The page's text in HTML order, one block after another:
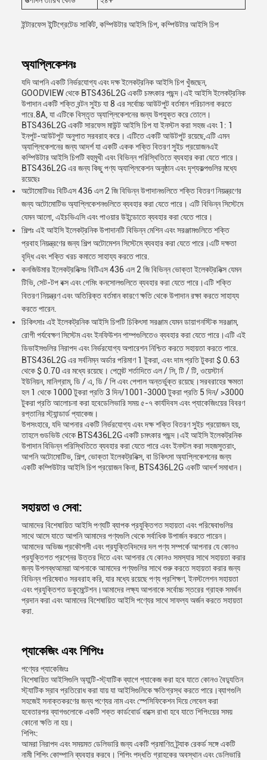
ইন্টারফেস ইন্টিগ্রেটেড সার্কিট, কম্পিউটার আইসি চিপ, কম্পিউটার আইসি চিপ
অ্যাপ্লিকেশনঃ
যদি আপনি একটি নির্ভরযোগ্য এবং দক্ষ ইলেকট্রনিক আইসি চিপ খুঁজছেন,
GOODVIEW থেকে BTS436L2G একটি চমৎকার পছন্দ।এই আইসি ইলেকট্রনিক
উপাদান একটি শক্তি বন্টন সুইচ যা 8 এর সর্বোচ্চ আউটপুট বর্তমান পরিচালনা করতে
পারে.8A, যা এটিকে বিস্তৃত অ্যাপ্লিকেশনের জন্য উপযুক্ত করে তোলে।
BTS436L2G একটি সারফেস মাউন্ট আইসি চিপ যা ইনস্টল করা সহজ এবং 1: 1
ইনপুট-আউটপুট অনুপাত সরবরাহ করে। এটিতে একটি আউটপুট রয়েছে,এটি এমন
অ্যাপ্লিকেশনের জন্য আদর্শ যা একটি একক শক্তি বিতরণ সুইচ প্রয়োজনএই
কম্পিউটার আইসি চিপটি বহুমুখী এবং বিভিন্ন পরিস্থিতিতে ব্যবহার করা যেতে পারে।
BTS436L2G এর জন্য কিছু পণ্য অ্যাপ্লিকেশন অনুষ্ঠান এবং দৃশ্যকল্পগুলির মধ্যে
রয়েছেঃ
অটোমোটিভঃ বিটিএস 436 এল 2 জি বিভিন্ন উপাদানগুলিতে শক্তি বিতরণ নিয়ন্ত্রণের
জন্য অটোমোটিভ অ্যাপ্লিকেশনগুলিতে ব্যবহার করা যেতে পারে। এটি বিভিন্ন সিস্টেমে
যেমন আলো, এইচভিএসি এবং পাওয়ার উইন্ডোতে ব্যবহার করা যেতে পারে।
শিল্পঃ এই আইসি ইলেকট্রনিক উপাদানটি বিভিন্ন মেশিন এবং সরঞ্জামগুলিতে শক্তি
প্রবাহ নিয়ন্ত্রণের জন্য শিল্প অটোমেশন সিস্টেমে ব্যবহার করা যেতে পারে।এটি দক্ষতা
বৃদ্ধি এবং শক্তি খরচ কমাতে সাহায্য করতে পারে.
কনজিউমার ইলেকট্রনিক্সঃ বিটিএস 436 এল 2 জি বিভিন্ন ভোক্তা ইলেকট্রনিক্স যেমন
টিভি, সেট-টপ বক্স এবং গেমিং কনসোলগুলিতে ব্যবহার করা যেতে পারে।এটি শক্তি
বিতরণ নিয়ন্ত্রণ এবং অতিরিক্ত বর্তমান কারণে ক্ষতি থেকে উপাদান রক্ষা করতে সাহায্য
করতে পারেন.
চিকিৎসাঃ এই ইলেকট্রনিক আইসি চিপটি চিকিৎসা সরঞ্জাম যেমন ডায়াগনস্টিক সরঞ্জাম,
রোগী পর্যবেক্ষণ সিস্টেম এবং ইনফিউশন পাম্পগুলিতেও ব্যবহার করা যেতে পারে।এটি এই
ডিভাইসগুলির নিরাপদ এবং নির্ভরযোগ্য অপারেশন নিশ্চিত করতে সহায়তা করতে পারে.
BTS436L2G এর সর্বনিম্ন অর্ডার পরিমাণ 1 টুকরা, এবং দাম প্রতি টুকরা $ 0.63
থেকে $ 0.70 এর মধ্যে রয়েছে। পেমেন্ট শর্তাদিতে এল / সি, টি / টি, ওয়েস্টার্ন
ইউনিয়ন, মানিগ্রাম, ডি / এ, ডি / পি এবং পেপাল অন্তর্ভুক্ত রয়েছে।সরবরাহের ক্ষমতা
হল 1 থেকে 1000 টুকরা প্রতি 3 দিন/1001-3000 টুকরা প্রতি 5 দিন/ >3000
টুকরা প্রতি আলোচনা করা হবেডেলিভারি সময় ৫-৭ কার্যদিবস এবং প্যাকেজিংয়ের বিবরণ
রপ্তানির স্ট্যান্ডার্ড প্যাকেজ।
উপসংহারে, যদি আপনার একটি নির্ভরযোগ্য এবং দক্ষ শক্তি বিতরণ সুইচ প্রয়োজন হয়,
তাহলে গুডভিউ থেকে BTS436L2G একটি চমৎকার পছন্দ।এই আইসি ইলেকট্রনিক
উপাদান বিভিন্ন পরিস্থিতিতে ব্যবহার করা যেতে পারে এবং ইনস্টল করা সহজসুতরাং,
আপনি অটোমোটিভ, শিল্প, ভোক্তা ইলেকট্রনিক্স, বা চিকিৎসা অ্যাপ্লিকেশনের জন্য
একটি কম্পিউটার আইসি চিপ প্রয়োজন কিনা, BTS436L2G একটি আদর্শ সমাধান।
সহায়তা ও সেবা:
আমাদের বিশেষায়িত আইসি পণ্যটি ব্যাপক প্রযুক্তিগত সহায়তা এবং পরিষেবাগুলির
সাথে আসে যাতে আপনি আমাদের পণ্যগুলি থেকে সর্বাধিক উপার্জন করতে পারেন।
আমাদের অভিজ্ঞ প্রকৌশলী এবং প্রযুক্তিবিদদের দল পণ্য সম্পর্কে আপনার যে কোনও
প্রযুক্তিগত প্রশ্নের উত্তর দিতে এবং আপনার যে কোনও সমস্যার সাথে সহায়তা করার
জন্য উপলব্ধআমরা আপনাকে আমাদের পণ্যগুলির সাথে শুরু করতে সহায়তা করার জন্য
বিভিন্ন পরিষেবাও সরবরাহ করি, যার মধ্যে রয়েছে পণ্য প্রশিক্ষণ, ইনস্টলেশন সহায়তা
এবং প্রযুক্তিগত ডকুমেন্টেশন।আমাদের লক্ষ্য আপনাকে সর্বোচ্চ স্তরের গ্রাহক সমর্থন
প্রদান করা এবং আমাদের বিশেষায়িত আইসি পণ্যের সাথে সাফল্য অর্জন করতে সহায়তা
করা.
প্যাকেজিং এবং শিপিংঃ
পণ্যের প্যাকেজিংঃ
বিশেষায়িত আইসিগুলি অ্যান্টি-স্ট্যাটিক ব্যাগে প্যাকেজ করা হবে যাতে কোনও বৈদ্যুতিন
স্ট্যাটিক স্রাব প্রতিরোধ করা যায় যা আইসিগুলিকে ক্ষতিগ্রস্থ করতে পারে।ব্যাগগুলি
সহজেই সনাক্তকরণের জন্য পণ্যের নাম এবং স্পেসিফিকেশন দিয়ে লেবেল করা
হবেতারপর ব্যাগগুলোকে একটি শক্ত কার্ডবোর্ড বাক্সে রাখা হবে যাতে শিপিংয়ের সময়
কোনো ক্ষতি না হয়।
শিপিং:
আমরা নিরাপদ এবং সময়মত ডেলিভারি জন্য একটি প্রমাণিত ট্র্যাক রেকর্ড সঙ্গে একটি
নামী শিপিং কোম্পানি ব্যবহার করবে। শিপিং পদ্ধতি গ্রাহকের অবস্থান এবং ডেলিভারি